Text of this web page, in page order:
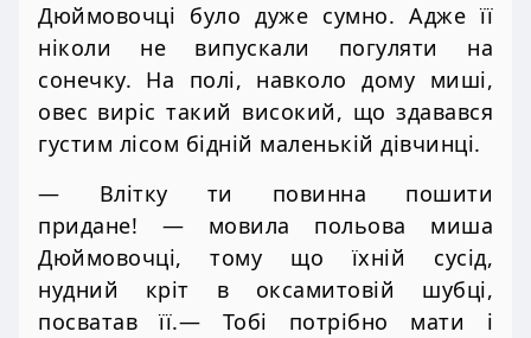
Дюймовочці було дуже сумно. Адже її
ніколи не випускали погуляти на
сонечку. На полі, навколо дому миші,
овес виріс такий високий, що здавався
густим лісом бідній маленькій дівчинці.
— Влітку ти повинна пошити
придане! — мовила польова миша
Дюймовочці, тому що їхній сусід,
нудний кріт в оксамитовій шубці,
посватав її.— Тобі потрібно мати і